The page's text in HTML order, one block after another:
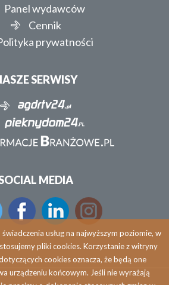
Panel wydawców
Cennik
prywatności
SERWISY
MEDIA
usług na najwyższym poziomie, w
pliki cookies. Korzystanie z witryny
cookies oznacza, że będą one
urządzeniu końcowym. Jeśli nie wyrażają